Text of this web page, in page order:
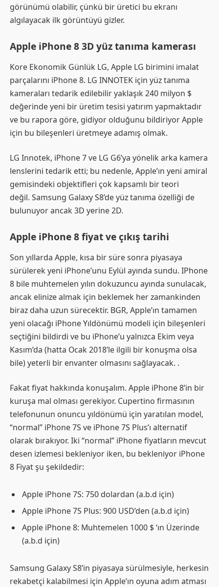
görünümü olabilir, çünkü bir üretici bu ekranı
algılayacak ilk görüntüyü gizler.
Apple iPhone 8 3D yüz tanıma kamerası
Kore Ekonomik Günlük LG, Apple LG birimini imalat
parçalarını iPhone 8. LG INNOTEK için yüz tanıma
kameraları tedarik edilebilir yaklaşık 240 milyon $
değerinde yeni bir üretim tesisi yatırım yapmaktadır
ve bu rapora göre, gidiyor olduğunu bildiriyor Apple
için bu bileşenleri üretmeye adamış olmak.
LG Innotek, iPhone 7 ve LG G6’ya yönelik arka kamera
lenslerini tedarik etti; bu nedenle, Apple’ın yeni amiral
gemisindeki objektifleri çok kapsamlı bir teori
değil. Samsung Galaxy S8’de yüz tanıma özelliği de
bulunuyor ancak 3D yerine 2D.
Apple iPhone 8 fiyat ve çıkış tarihi
Son yıllarda Apple, kısa bir süre sonra piyasaya
sürülerek yeni iPhone’unu Eylül ayında sundu. IPhone
8 bile muhtemelen yılın dokuzuncu ayında sunulacak,
ancak elinize almak için beklemek her zamankinden
biraz daha uzun sürecektir. BGR, Apple’ın tamamen
yeni olacağı iPhone Yıldönümü modeli için bileşenleri
seçtiğini bildirdi ve bu iPhone’u yalnızca Ekim veya
Kasım’da (hatta Ocak 2018’le ilgili bir konuşma olsa
bile) yeterli bir envanter olmasını sağlayacak. .
Fakat fiyat hakkında konuşalım. Apple iPhone 8’in bir
kuruşa mal olması gerekiyor. Cupertino firmasının
telefonunun onuncu yıldönümü için yaratılan model,
“normal” iPhone 7S ve iPhone 7S Plus’ı alternatif
olarak bırakıyor. Iki “normal” iPhone fiyatların mevcut
desen izlemesi bekleniyor iken, bu bekleniyor iPhone
8 Fiyat şu şekildedir:
Apple iPhone 7S: 750 dolardan (a.b.d için)
Apple iPhone 7S Plus: 900 USD’den (a.b.d için)
Apple iPhone 8: Muhtemelen 1000 $ ‘ın Üzerinde
(a.b.d için)
Samsung Galaxy S8’in piyasaya sürülmesiyle, herkesin
rekabetçi kalabilmesi için Apple’ın oyuna adım atması